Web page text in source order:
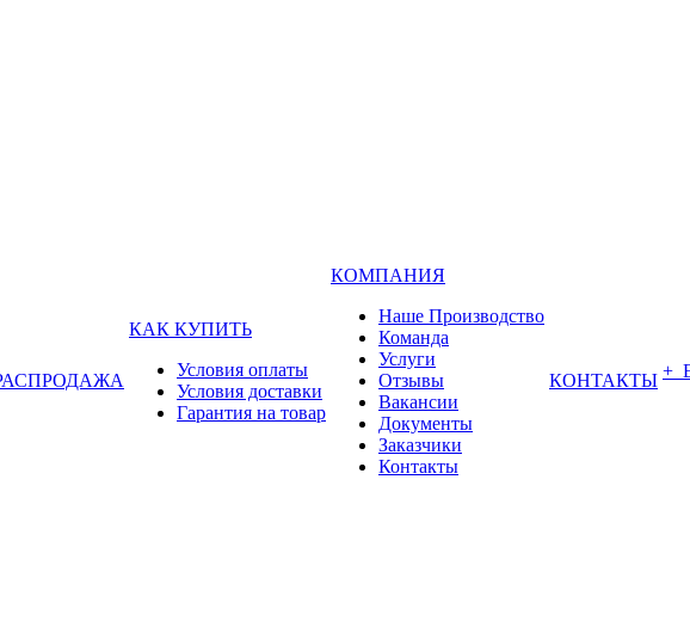
КАК КУПИТЬ
Условия оплаты
Условия доставки
Гарантия на товар
КОМПАНИЯ
Наше Производство
Команда
Услуги
Отзывы
Вакансии
Документы
Заказчики
Контакты
КОНТАКТЫ +